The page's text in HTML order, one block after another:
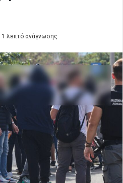
1 λεπτό ανάγνωσης